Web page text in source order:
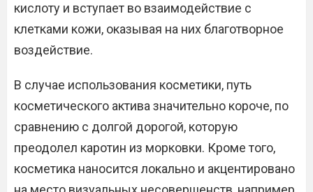
кислоту и вступает во взаимодействие с
клетками кожи, оказывая на них благотворное
воздействие.
В случае использования косметики, путь
косметического актива значительно короче, по
сравнению с долгой дорогой, которую
преодолел каротин из морковки. Кроме того,
косметика наносится локально и акцентировано